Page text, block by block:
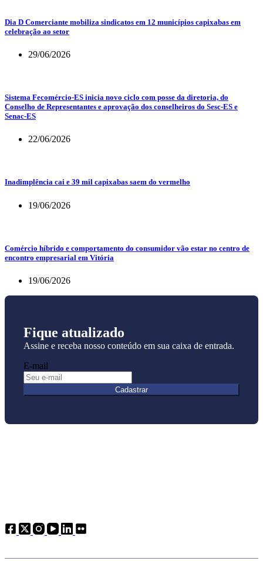
Dia D Comerciante mobiliza sindicatos em 12 municípios capixabas em
celebração ao setor
29/06/2026
Sistema Fecomércio-ES inicia novo ciclo com posse da diretoria, do
Conselho de Representantes e aprovação dos conselheiros do Sesc-ES e
Senac-ES
22/06/2026
Inadimplência cai e 39 mil capixabas saem do vermelho
19/06/2026
Comércio híbrido e comportamento do consumidor vão estar no centro de
encontro empresarial em Vitória
19/06/2026
Fique atualizado
Assine e receba nosso conteúdo em sua caixa de entrada.
E-mail
Cadastrar